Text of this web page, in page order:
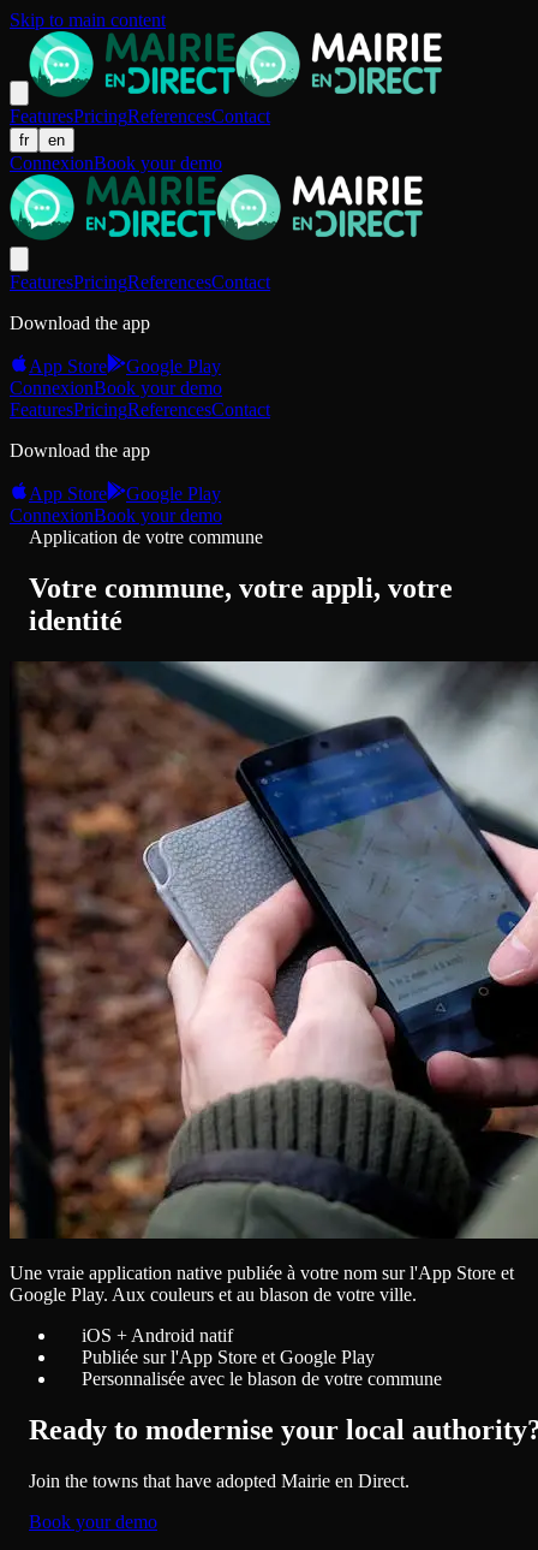
Skip to main content
FeaturesPricingReferencesContact
fr en
ConnexionBook your demo
FeaturesPricingReferencesContact
Download the app
App Store
Google Play
ConnexionBook your demo
FeaturesPricingReferencesContact
Download the app
App Store
Google Play
ConnexionBook your demo
Application de votre commune
Votre commune, votre appli, votre
identité
Une vraie application native publiée à votre nom sur l'App Store et
Google Play. Aux couleurs et au blason de votre ville.
iOS + Android natif
Publiée sur l'App Store et Google Play
Personnalisée avec le blason de votre commune
Ready to modernise your local
Join the towns that have adopted Mairie en Direct.
Book your demo